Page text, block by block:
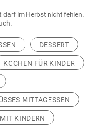
darf im Herbst nicht fehlen.
DESSERT
KOCHEN FÜR KINDER
MITTAGESSEN
KINDERN